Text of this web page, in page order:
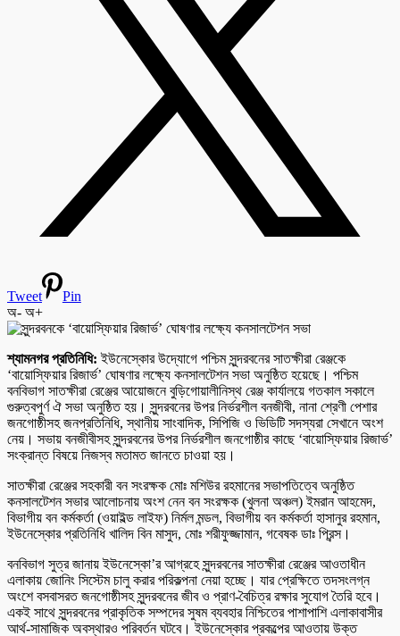
Tweet
Pin
অ- অ+
শ্যামনগর প্রতিনিধি: ইউনেস্কোর উদ্যোগে পশ্চিম সুন্দরবনের সাতক্ষীরা রেঞ্জকে
‘বায়োস্ফিয়ার রিজার্ভ’ ঘোষণার লক্ষ্যে কনসালটেশন সভা অনুষ্ঠিত হয়েছে। পশ্চিম
বনবিভাগ সাতক্ষীরা রেঞ্জের আয়োজনে বুড়িগোয়ালীনিস্থ রেঞ্জ কার্যালয়ে গতকাল সকালে
গুরুত্বপুর্ণ ঐ সভা অনুষ্ঠিত হয়। সুন্দরবনের উপর নির্ভরশীল বনজীবী, নানা শ্রেণী পেশার
জনগোষ্ঠীসহ জনপ্রতিনিধি, স্থানীয় সাংবাদিক, সিপিজি ও ভিডিটি সদস্যরা সেখানে অংশ
নেয়। সভায় বনজীবীসহ সুন্দরবনের উপর নির্ভরশীল জনগোষ্ঠীর কাছে ‘বায়োস্ফিয়ার রিজার্ভ’
সংক্রান্ত বিষয়ে নিজস্ব মতামত জানতে চাওয়া হয়।
সাতক্ষীরা রেঞ্জের সহকারী বন সংরক্ষক মোঃ মশিউর রহমানের সভাপতিত্বে অনুষ্ঠিত
কনসালটেশন সভার আলোচনায় অংশ নেন বন সংরক্ষক (খুলনা অঞ্চল) ইমরান আহমেদ,
বিভাগীয় বন কর্মকর্তা (ওয়াইল্ড লাইফ) নির্মল মন্ডল, বিভাগীয় বন কর্মকর্তা হাসানুর রহমান,
ইউনেস্কোর প্রতিনিধি খালিদ বিন মাসুদ, মোঃ শরীফুজ্জামান, গবেষক ডাঃ প্রিন্স।
বনবিভাগ সুত্র জানায় ইউনেস্কো’র আগ্রহে সুন্দরবনের সাতক্ষীরা রেঞ্জের আওতাধীন
এলাকায় জোনিং সিস্টেম চালু করার পরিকল্পনা নেয়া হচ্ছে। যার প্রেক্ষিতে তদসংলগ্ন
অংশে বসবাসরত জনগোষ্ঠীসহ সুন্দরবনের জীব ও প্রাণ-বৈচিত্র রক্ষার সুযোগ তৈরি হবে।
একই সাথে সুন্দরবনের প্রাকৃতিক সম্পদের সুষম ব্যবহার নিশ্চিতের পাশাপাশি এলাকাবাসীর
আর্থ-সামাজিক অবস্থারও পরিবর্তন ঘটবে। ইউনেস্কোর প্রকল্পের আওতায় উক্ত